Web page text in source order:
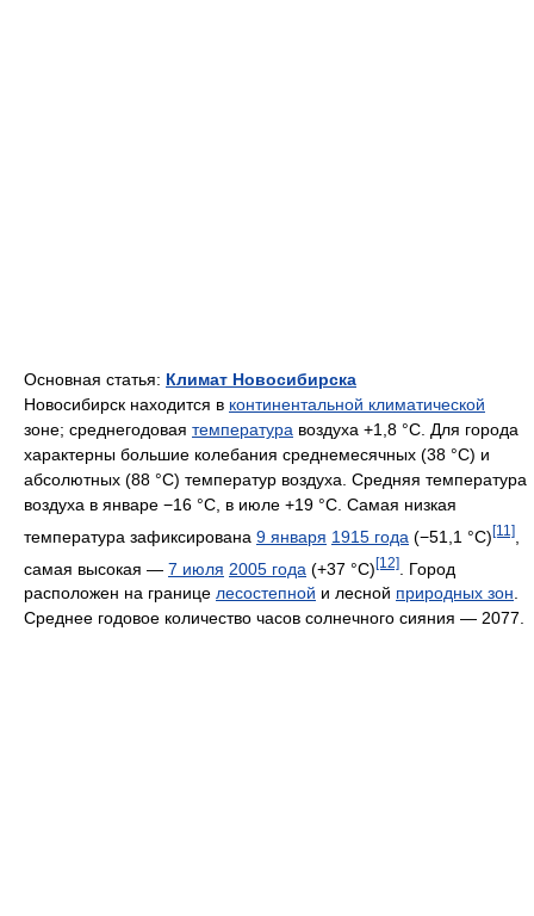
Основная статья: Климат Новосибирска
Новосибирск находится в континентальной климатической
зоне; среднегодовая температура воздуха +1,8 °C. Для города
характерны большие колебания среднемесячных (38 °C) и
абсолютных (88 °C) температур воздуха. Средняя температура
воздуха в январе −16 °C, в июле +19 °C. Самая низкая
температура зафиксирована 9 января 1915 года (−51,1 °C)[11]
самая высокая — 7 июля 2005 года (+37 °C)[12]
. Город
расположен на границе лесостепной и лесной природных зон.
Среднее годовое количество часов солнечного сияния — 2077.